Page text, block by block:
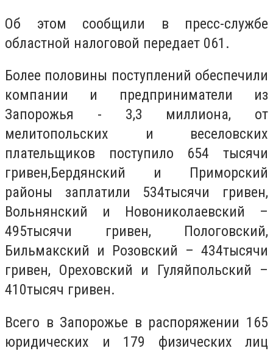
Об этом сообщили в пресс-службе
областной налоговой передает 061.
Более половины поступлений обеспечили
компании и предприниматели из
Запорожья - 3,3 миллиона, от
мелитопольских и веселовских
плательщиков поступило 654 тысячи
гривен,Бердянский и Приморский
районы заплатили 534тысячи гривен,
Вольнянский и Новониколаевский –
495тысячи гривен, Пологовский,
Бильмакский и Розовский – 434тысячи
гривен, Ореховский и Гуляйпольский –
410тысяч гривен.
Всего в Запорожье в распоряжении 165
юридических и 179 физических лиц